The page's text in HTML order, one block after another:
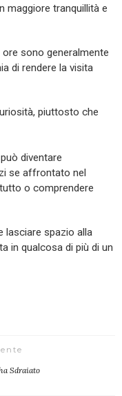
maggiore tranquillità e
ore sono generalmente
di rendere la visita
piuttosto che
diventare
se affrontato nel
o comprendere
lasciare spazio alla
in qualcosa di più di un
Sdraiato